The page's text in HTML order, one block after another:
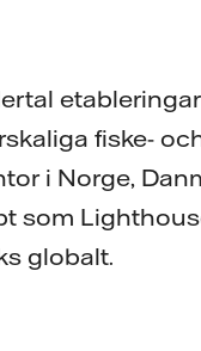
fiske-
i Norge,
som
globalt.